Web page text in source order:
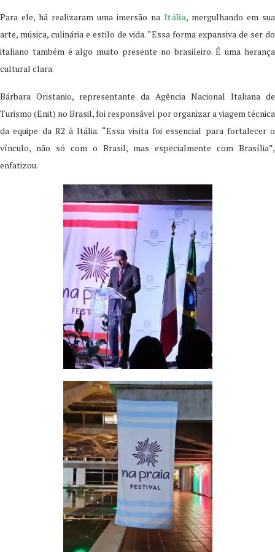
Para ele, há realizaram uma imersão na Itália, mergulhando em sua
arte, música, culinária e estilo de vida. “Essa forma expansiva de ser do
italiano também é algo muito presente no brasileiro. É uma herança
cultural clara.
Bárbara Oristanio, representante da Agência Nacional Italiana de
Turismo (Enit) no Brasil, foi responsável por organizar a viagem técnica
da equipe da R2 à Itália. “Essa visita foi essencial para fortalecer o
vínculo, não só com o Brasil, mas especialmente com Brasília”,
enfatizou.